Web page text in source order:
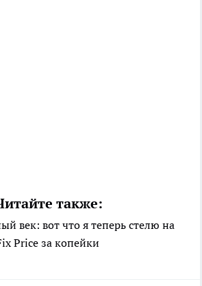
также:
век: вот что я теперь стелю на
Price за копейки